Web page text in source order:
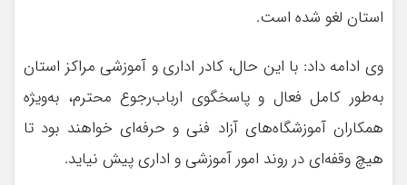
استان لغو شده است.
وی ادامه داد: با این حال، کادر اداری و آموزشی مراکز استان
به‌طور کامل فعال و پاسخگوی ارباب‌رجوع محترم، به‌ویژه
همکاران آموزشگاه‌های آزاد فنی و حرفه‌ای خواهند بود تا
هیچ وقفه‌ای در روند امور آموزشی و اداری پیش نیاید.